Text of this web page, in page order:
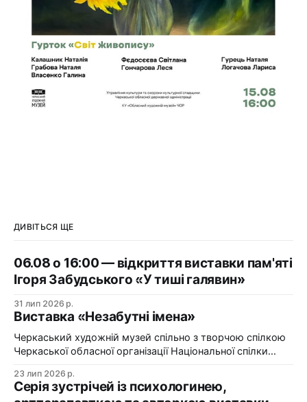
ДИВІТЬСЯ ЩЕ
06.08 о 16:00 — відкриття виставки пам'яті
Ігоря Забудського «У тиші галявин»
31 лип 2026 р.
Виставка «Незабутні імена»
Черкаський художній музей спільно з творчою спілкою
Черкаської обласної організації Національної спілки
імена». Виставка «Незабутні імена» — це мистецька
подорож у творчий спадок художників Черкащини, чий
23 лип 2026 р.
Серія зустрічей із психологинею,